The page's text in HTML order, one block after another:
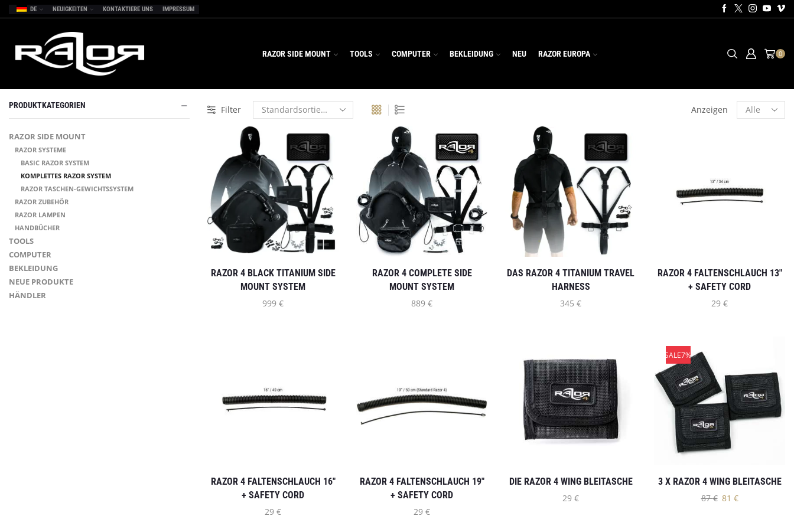
DE NEUIGKEITEN KONTAKTIERE UNS IMPRESSUM
RAZOR SIDE MOUNT TOOLS COMPUTER BEKLEIDUNG NEU RAZOR EUROPA 0
Filter Anzeigen
RAZOR 4 BLACK TITANIUM SIDE
MOUNT SYSTEM
999 €
RAZOR 4 COMPLETE SIDE
MOUNT SYSTEM
889 €
DAS RAZOR 4 TITANIUM TRAVEL
HARNESS
345 €
RAZOR 4 FALTENSCHLAUCH 13″
+ SAFETY CORD
29 €
RAZOR 4 FALTENSCHLAUCH 16″
+ SAFETY CORD
29 €
RAZOR 4 FALTENSCHLAUCH 19″
+ SAFETY CORD
29 €
DIE RAZOR 4 WING BLEITASCHE
29 €
SALE7%
3 X RAZOR 4 WING BLEITASCHE
87€ 81 €
PRODUKTKATEGORIEN
RAZOR SIDE MOUNT
RAZOR SYSTEME
BASIC RAZOR SYSTEM
KOMPLETTES RAZOR SYSTEM
RAZOR TASCHEN-GEWICHTSSYSTEM
RAZOR ZUBEHÖR
RAZOR LAMPEN
HANDBÜCHER
TOOLS
COMPUTER
BEKLEIDUNG
NEUE PRODUKTE
HÄNDLER